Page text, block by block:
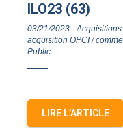
ILO23 (63)
03/21/2023 -Acquisitions
acquisition OPCI/
Public
LIRE L’ARTICLE